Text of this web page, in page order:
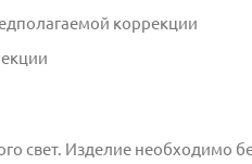
коррекции
свет. Изделие необходимо